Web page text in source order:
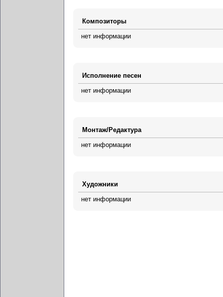
Композиторы
нет информации
Исполнение песен
нет информации
Монтаж/Редактура
нет информации
Художники
нет информации